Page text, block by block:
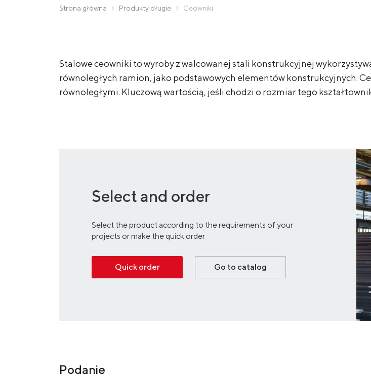
Kamet Steel
Metinvest Tubular Iași
Strona główna Produkty długie Ceowniki
Stalowe ceowniki to wyroby z walcowanej stali konstrukcyjnej
równoległych ramion, jako podstawowych elementów konstrukcyjnych.
równoległymi. Kluczową wartością, jeśli chodzi o rozmiar tego
Select and order
Select the product according to the requirements of your
projects or make the quick order
Quick order Go to catalog
Podanie